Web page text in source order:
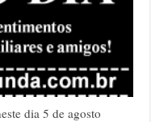
dia 5 de agosto